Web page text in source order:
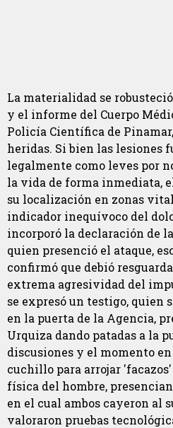
La materialidad se
y el informe del Cuerpo
Policía Científica de
heridas. Si bien las lesiones
legalmente como leves por
la vida de forma inmediata,
su localización en zonas
indicador inequívoco del
incorporó la declaración de
quien presenció el ataque,
confirmó que debió
extrema agresividad del
se expresó un testigo, quien
en la puerta de la Agencia,
Urquiza dando patadas a la
discusiones y el momento
cuchillo para arrojar
física del hombre,
en el cual ambos cayeron al
valoraron pruebas